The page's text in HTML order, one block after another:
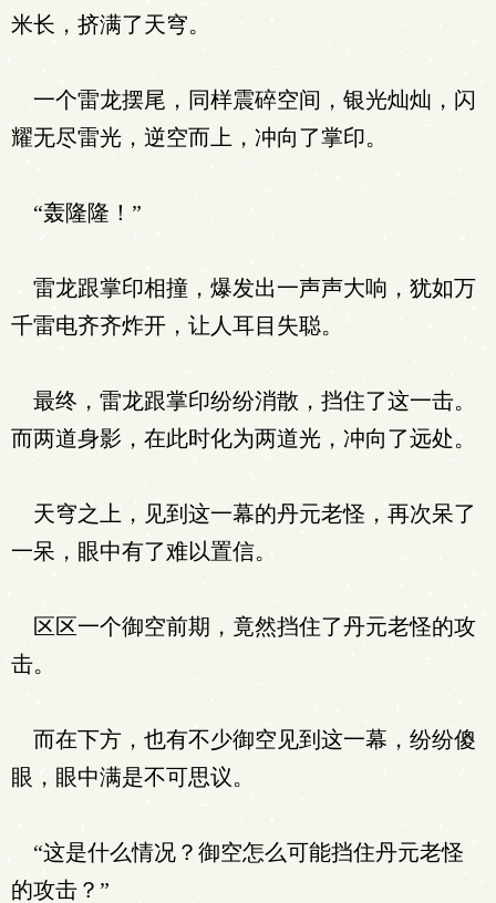
米长，挤满了天穹。
一个雷龙摆尾，同样震碎空间，银光灿灿，闪
耀无尽雷光，逆空而上，冲向了掌印。
“轰隆隆！”
雷龙跟掌印相撞，爆发出一声声大响，犹如万
千雷电齐齐炸开，让人耳目失聪。
最终，雷龙跟掌印纷纷消散，挡住了这一击。
而两道身影，在此时化为两道光，冲向了远处。
天穹之上，见到这一幕的丹元老怪，再次呆了
一呆，眼中有了难以置信。
区区一个御空前期，竟然挡住了丹元老怪的攻
击。
而在下方，也有不少御空见到这一幕，纷纷傻
眼，眼中满是不可思议。
“这是什么情况？御空怎么可能挡住丹元老怪
的攻击？”